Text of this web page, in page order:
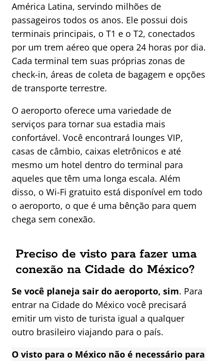
América Latina, servindo milhões de
passageiros todos os anos. Ele possui dois
terminais principais, o T1 e o T2, conectados
por um trem aéreo que opera 24 horas por dia.
Cada terminal tem suas próprias zonas de
check-in, áreas de coleta de bagagem e opções
de transporte terrestre.
O aeroporto oferece uma variedade de
serviços para tornar sua estadia mais
confortável. Você encontrará lounges VIP,
casas de câmbio, caixas eletrônicos e até
mesmo um hotel dentro do terminal para
aqueles que têm uma longa escala. Além
disso, o Wi-Fi gratuito está disponível em todo
o aeroporto, o que é uma bênção para quem
chega sem conexão.
Preciso de visto para fazer uma
conexão na Cidade do México?
Se você planeja sair do aeroporto, sim. Para
entrar na Cidade do México você precisará
emitir um visto de turista igual a qualquer
outro brasileiro viajando para o país.
O visto para o México não é necessário para